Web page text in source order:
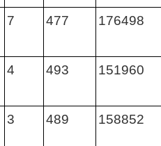
7 477 176498
4 493 151960
3 489 158852